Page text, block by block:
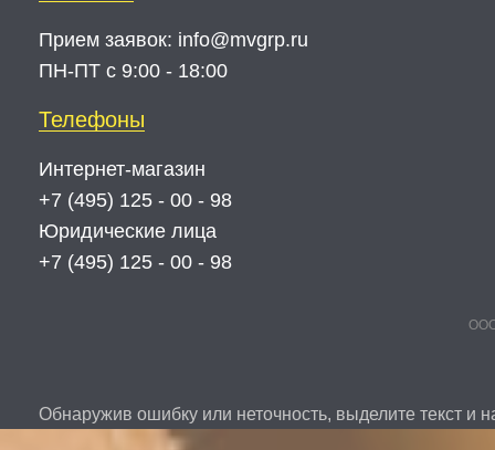
Прием заявок: info@mvgrp.ru
ПН-ПТ с 9:00 - 18:00
Телефоны
Интернет-магазин
+7 (495) 125 - 00 - 98
Юридические лица
+7 (495) 125 - 00 - 98
ООО
Обнаружив ошибку или неточность, выделите текст и